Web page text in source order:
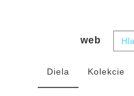
web
Diela Kolekcie